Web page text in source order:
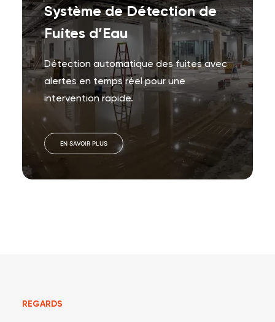
Système de Détection de
Fuites d’Eau
Détection automatique des fuites avec
alertes en temps réel pour une
intervention rapide.
EN SAVOIR PLUS
REGARDS